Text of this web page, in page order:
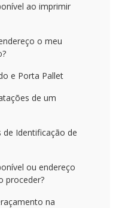
ao imprimir
o meu
e Porta Pallet
de um
de Identificação de
ou endereço
proceder?
na